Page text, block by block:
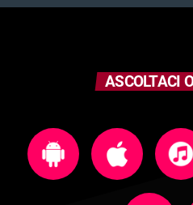
ASCOLTACI